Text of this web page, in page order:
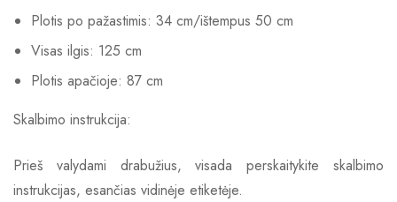
Plotis po pažastimis: 34 cm/ištempus 50 cm
Visas ilgis: 125 cm
Plotis apačioje: 87 cm
Skalbimo instrukcija:
Prieš valydami drabužius, visada perskaitykite skalbimo
instrukcijas, esančias vidinėje etiketėje.